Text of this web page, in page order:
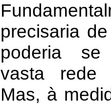
precisaria
poderia se
vasta rede
Mas, à